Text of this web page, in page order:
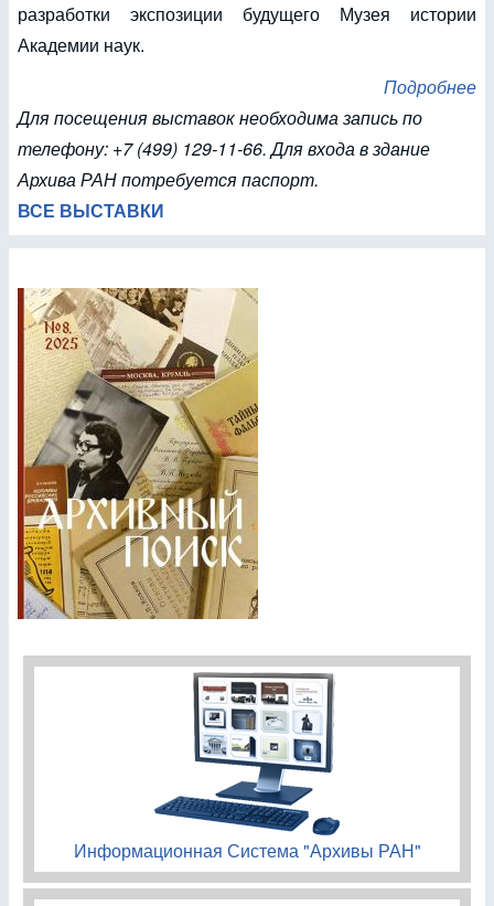
разработки экспозиции будущего Музея истории
Академии наук.
Подробнее
Для посещения выставок необходима запись по
телефону: +7 (499) 129-11-66. Для входа в здание
Архива РАН потребуется паспорт.
ВСЕ ВЫСТАВКИ
Информационная Система "Архивы РАН"